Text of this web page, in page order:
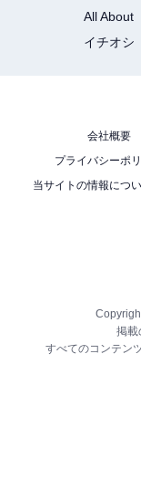
All About
イチオシ
会社概要
プライバシーポ
当サイトの情報につ
掲載
すべてのコンテン